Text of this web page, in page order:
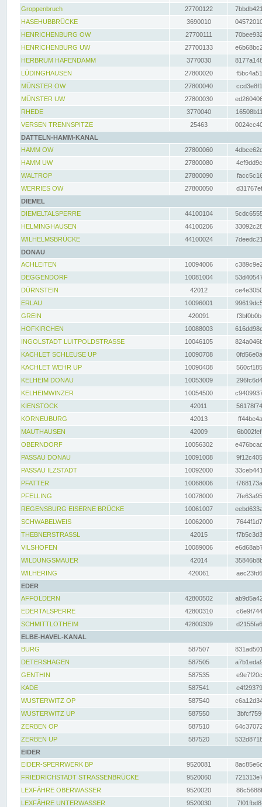
Groppenbruch
27700122
HASEHUBBRÜCKE
3690010
HENRICHENBURG OW
27700111
HENRICHENBURG UW
27700133
HERBRUM HAFENDAMM
3770030
LÜDINGHAUSEN
27800020
MÜNSTER OW
27800040
MÜNSTER UW
27800030
RHEDE
3770040
VERSEN TRENNSPITZE
25463
DATTELN-HAMM-KANAL
HAMM OW
27800060
HAMM UW
27800080
WALTROP
27800090
WERRIES OW
27800050
DIEMEL
DIEMELTALSPERRE
44100104
HELMINGHAUSEN
44100206
WILHELMSBRÜCKE
44100024
DONAU
ACHLEITEN
10094006
DEGGENDORF
10081004
DÜRNSTEIN
42012
ERLAU
10096001
GREIN
420091
HOFKIRCHEN
10088003
INGOLSTADT LUITPOLDSTRASSE
10046105
KACHLET SCHLEUSE UP
10090708
KACHLET WEHR UP
10090408
KELHEIM DONAU
10053009
KELHEIMWINZER
10054500
KIENSTOCK
42011
KORNEUBURG
42013
MAUTHAUSEN
42009
OBERNDORF
10056302
PASSAU DONAU
10091008
PASSAU ILZSTADT
10092000
PFATTER
10068006
PFELLING
10078000
REGENSBURG EISERNE BRÜCKE
10061007
SCHWABELWEIS
10062000
THEBNERSTRASSL
42015
VILSHOFEN
10089006
WILDUNGSMAUER
42014
WILHERING
420061
EDER
AFFOLDERN
42800502
EDERTALSPERRE
42800310
SCHMITTLOTHEIM
42800309
ELBE-HAVEL-KANAL
BURG
587507
DETERSHAGEN
587505
GENTHIN
587535
KADE
587541
WUSTERWITZ OP
587540
WUSTERWITZ UP
587550
ZERBEN OP
587510
ZERBEN UP
587520
EIDER
EIDER-SPERRWERK BP
9520081
FRIEDRICHSTADT STRASSENBRÜCKE
9520060
LEXFÄHRE OBERWASSER
9520020
LEXFÄHRE UNTERWASSER
9520030